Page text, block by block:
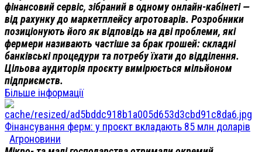
фінансовий сервіс, зібраний в одному онлайн-кабінеті —
від рахунку до маркетплейсу агротоварів. Розробники
позиціонують його як відповідь на дві проблеми, які
фермери називають частіше за брак грошей: складні
банківські процедури та потребу їхати до відділення.
Цільова аудиторія проєкту вимірюється мільйоном
підприємств.
Більше інформації
Фінансування ферм: у проєкт вкладають 85 млн доларів
Агроновини